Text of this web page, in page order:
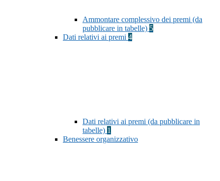
Ammontare complessivo dei premi (da
pubblicare in tabelle) 5
Dati relativi ai premi 4
Dati relativi ai premi (da pubblicare in
tabelle) 1
Benessere organizzativo